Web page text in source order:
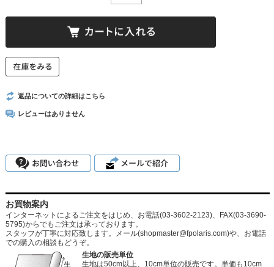
返品についての詳細はこちら
レビューはありません
お買物案内
インターネットによるご注文をはじめ、お電話(03-3602-2123)、FAX(03-3690-
5795)からでもご注文は承っております。
スタッフが丁寧に対応致します。メール(shopmaster@fpolaris.com)や、お電話
での購入の相談もどうぞ。
生地の販売単位
生地は50cm以上、10cm単位の販売です。単価も10cm